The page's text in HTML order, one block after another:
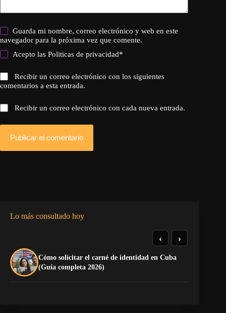
Guarda mi nombre, correo electrónico y web en este
navegador para la próxima vez que comente.
Acepto lasPoliticas de privacidad*
Recibir un correo electrónico con los siguientes
comentarios a esta entrada.
Recibir un correo electrónico con cada nueva entrada.
Publicar el comentario
Lo más consultado hoy
Cómo solicitar el carné de identidad en Cuba
(Guía completa 2026)
‹ ›